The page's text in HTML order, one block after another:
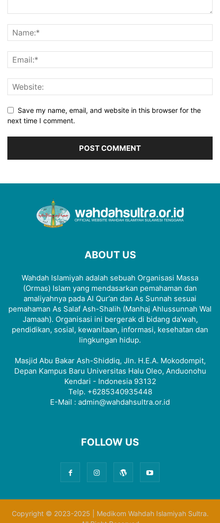
Save my name, email, and website in this browser for the
next time I comment.
ABOUT US
Wahdah Islamiyah adalah sebuah Organisasi Massa
(Ormas) Islam yang mendasarkan pemahaman dan
amaliyahnya pada Al Qur’an dan As Sunnah sesuai
pemahaman As Salaf Ash-Shalih (Manhaj Ahlussunnah Wal
Jamaah). Organisasi ini bergerak di bidang da’wah,
pendidikan, sosial, kewanitaan, informasi, kesehatan dan
lingkungan hidup.
Masjid Abu Bakar Ash-Shiddiq, Jln. H.E.A. Mokodompit,
Depan Kampus Baru Universitas Halu Oleo, Anduonohu
Kendari - Indonesia 93132
Telp. +6285340935448
E-Mail : admin@wahdahsultra.or.id
FOLLOW US
Copyright © 2023-2025 | Medikom Wahdah Islamiyah Sultra.